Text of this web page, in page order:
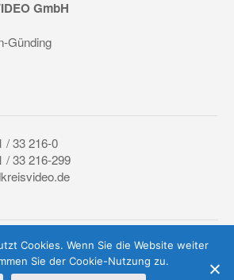
GmbH
Günding
/ 33 216-0
/ 33 216-299
DATENSCHUTZERKLÄRUNG AGB
Cookies. Wenn Sie die Website weiter
Sie der Cookie-Nutzung zu.